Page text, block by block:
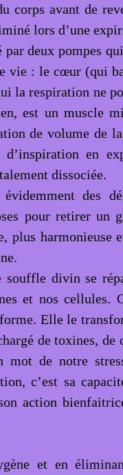
corps avant de
lors d’une
deux pompes
vie : le cœur (qui
la respiration ne
est un muscle
de volume de
en
dissociée.
des
pour retirer un
plus harmonieuse
souffle divin se
et nos cellules.
Elle le
de toxines, de
mot de notre
c’est sa
action
et en